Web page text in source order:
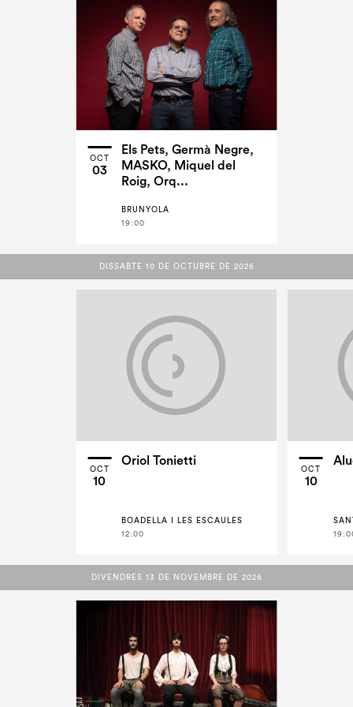
OCT
03
Els Pets, Germà Negre,
MASKO, Miquel del
Roig, Orq...
BRUNYOLA
19:00
DISSABTE 10 DE OCTUBRE DE 2026
DISSABTE 10 DE OCTUBRE DE 2026
OCT
10
Oriol Tonietti
BOADELLA I LES ESCAULES
12:00
OCT
10
DIVENDRES 13 DE NOVEMBRE DE 2026
DIVENDRES 13 DE NOVEMBRE DE 2026